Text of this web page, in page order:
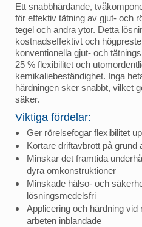
Ett snabbhärdande,
för effektiv tätning av gjut- och
tegel och andra ytor. Detta
kostnadseffektivt och
konventionella gjut- och
25 % flexibilitet och
kemikaliebeständighet. Inga
härdningen sker snabbt, vilket
säker.
Viktiga fördelar:
Ger rörelsefogar flexibilitet
Kortare driftavbrott på
Minskar det framtida
dyra omkonstruktioner
Minskade hälso- och
lösningsmedelsfri
Applicering och härdning
arbeten inblandade